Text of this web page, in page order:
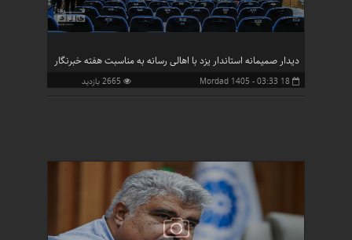
دیدار صمیمانه استاندار یزد با اهالی رسانه به مناسبت هفته خبرنگار
18 Mordad 1405 - 03:33 2665 بازدید